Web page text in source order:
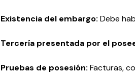
Existencia del embargo: Debe
Tercería presentada por el
Pruebas de posesión: Facturas,